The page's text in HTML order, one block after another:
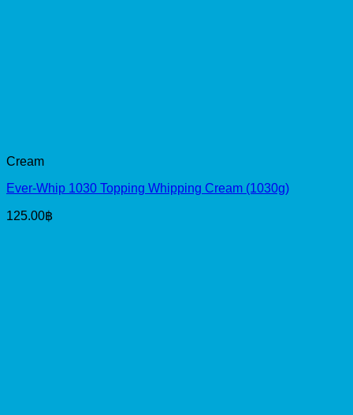
Cream
Ever-Whip 1030 Topping Whipping Cream (1030g)
125.00฿